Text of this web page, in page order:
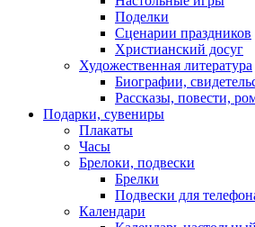
Поделки
Сценарии праздников
Христианский досуг
Художественная литература
Биографии,
Рассказы, повести,
Подарки, сувениры
Плакаты
Часы
Брелоки, подвески
Брелки
Подвески для
Календари